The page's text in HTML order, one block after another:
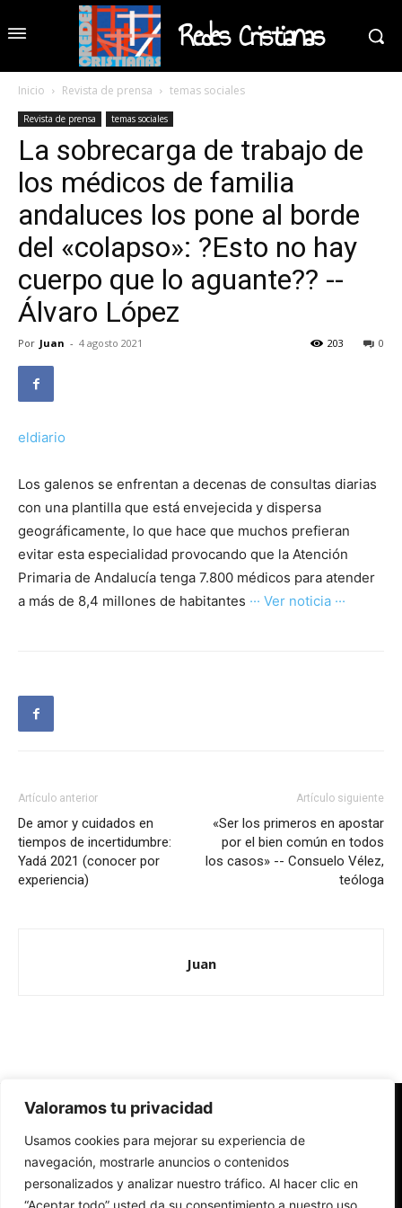
Valoramos tu privacidad
Usamos cookies para mejorar su experiencia de
navegación, mostrarle anuncios o contenidos
personalizados y analizar nuestro tráfico. Al hacer clic en
“Aceptar todo” usted da su consentimiento a nuestro uso
Redes Cristianas
Inicio Revista de prensa temas sociales
Revista de prensa temas sociales
La sobrecarga de trabajo de
los médicos de familia
andaluces los pone al borde
del «colapso»: ?Esto no hay
cuerpo que lo aguante?? --
Álvaro López
Por Juan - 4 agosto 2021 0
203
eldiario
Los galenos se enfrentan a decenas de consultas diarias
con una plantilla que está envejecida y dispersa
geográficamente, lo que hace que muchos prefieran
evitar esta especialidad provocando que la Atención
Primaria de Andalucía tenga 7.800 médicos para atender
a más de 8,4 millones de habitantes ··· Ver noticia ···
Artículo anterior
De amor y cuidados en
tiempos de incertidumbre:
Yadá 2021 (conocer por
experiencia)
Artículo siguiente
«Ser los primeros en apostar
por el bien común en todos
los casos» -- Consuelo Vélez,
teóloga
Juan
Redes Cristianas
Una mirada alternativa sobre la Iglesia católica y la sociedad
- Colectivos de Redes Cristianas